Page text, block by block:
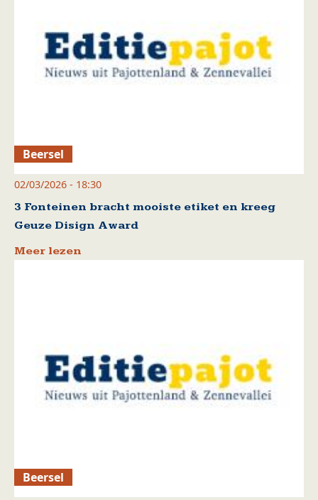
Beersel
02/03/2026 - 18:30
3 Fonteinen bracht mooiste etiket en kreeg
Geuze Disign Award
Meer lezen
Beersel